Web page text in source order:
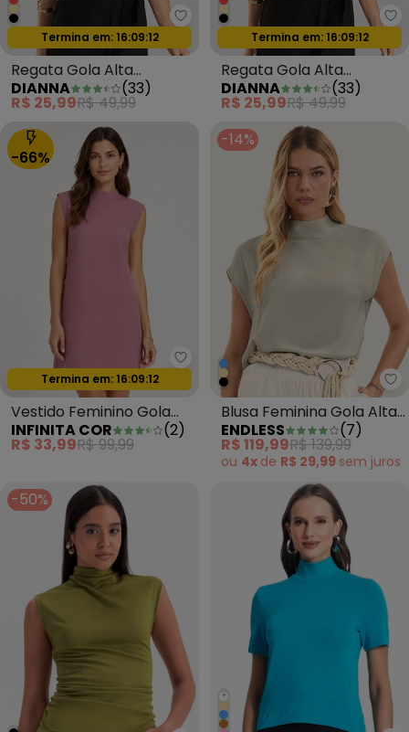
Dianna - Regata Gola Alta
Oferta relâmpago
Termina em: 16:09:09
Regata Gola Alta
Feminina Marrom
DIANNA (33)
R$ 25,99R$ 49,99
Oferta relâmpago
Termina em: 16:09:09
Regata Gola Alta
Feminina Bege
DIANNA (33)
R$ 25,99R$ 49,99
-66%
Infinita Cor - Vestido Feminino
Oferta relâmpago
Termina em: 16:09:09
Vestido Feminino Gola
Alta Roxo
INFINITA COR (2)
R$ 33,99R$ 99,99
-14%
Blusa Feminina Gola Alta
Bege
ENDLESS (7)
R$ 119,99R$ 139,99
ou 4x de R$ 29,99 sem juros
-50%
+